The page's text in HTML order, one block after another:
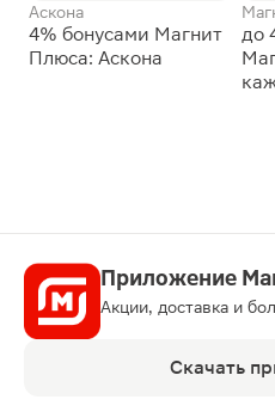
Аскона
4% бонусами Магнит
Плюса: Аскона
до
Приложение
Акции, доставка и
Скачать